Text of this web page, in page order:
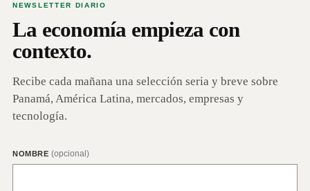
NEWSLETTER DIARIO
La economía empieza con
contexto.
Recibe cada mañana una selección seria y breve sobre
Panamá, América Latina, mercados, empresas y
tecnología.
NOMBRE (opcional)